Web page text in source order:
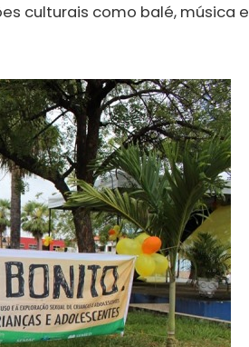
culturais como balé, música e